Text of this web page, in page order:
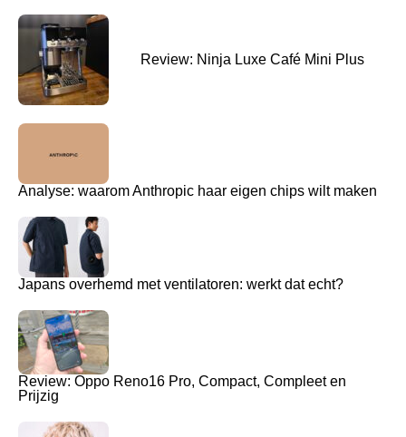
Review: Ninja Luxe Café Mini Plus
Analyse: waarom Anthropic haar eigen chips wilt maken
Japans overhemd met ventilatoren: werkt dat echt?
Review: Oppo Reno16 Pro, Compact, Compleet en
Prijzig